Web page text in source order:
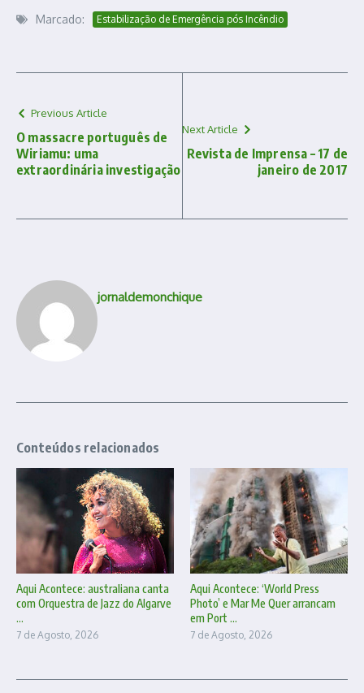
Marcado: Estabilização de Emergência pós Incêndio
Previous Article
O massacre português de
Wiriamu: uma
extraordinária investigação
Next Article
Revista de Imprensa – 17 de
janeiro de 2017
jornaldemonchique
Conteúdos relacionados
Aqui Acontece: australiana canta
com Orquestra de Jazz do Algarve
...
7 de Agosto, 2026
Aqui Acontece: ‘World Press
Photo’ e Mar Me Quer arrancam
em Port ...
7 de Agosto, 2026